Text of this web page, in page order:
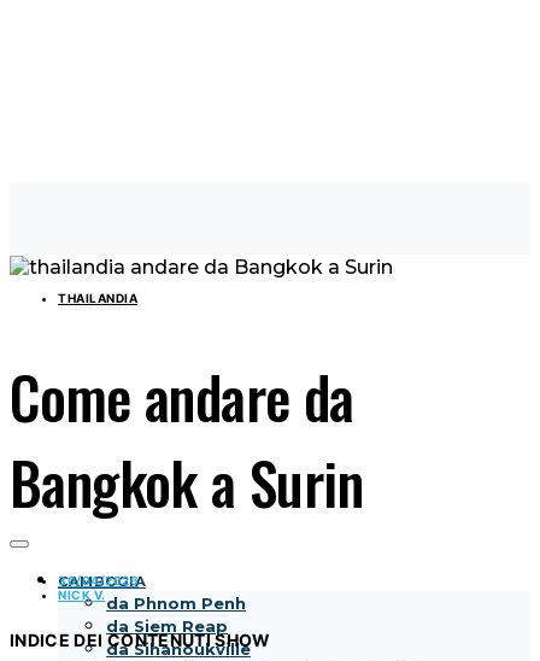
CAMBOGIA
da Phnom Penh
da Siem Reap
da Sihanoukville
THAILANDIA
Come andare da
Bangkok a Surin
30/04/2026
NICK V.
INDICE DEI CONTENUTISHOW